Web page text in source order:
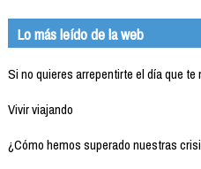
Lo más leído de la web
Si no quieres arrepentirte el día que te
Vivir viajando
¿Cómo hemos superado nuestras